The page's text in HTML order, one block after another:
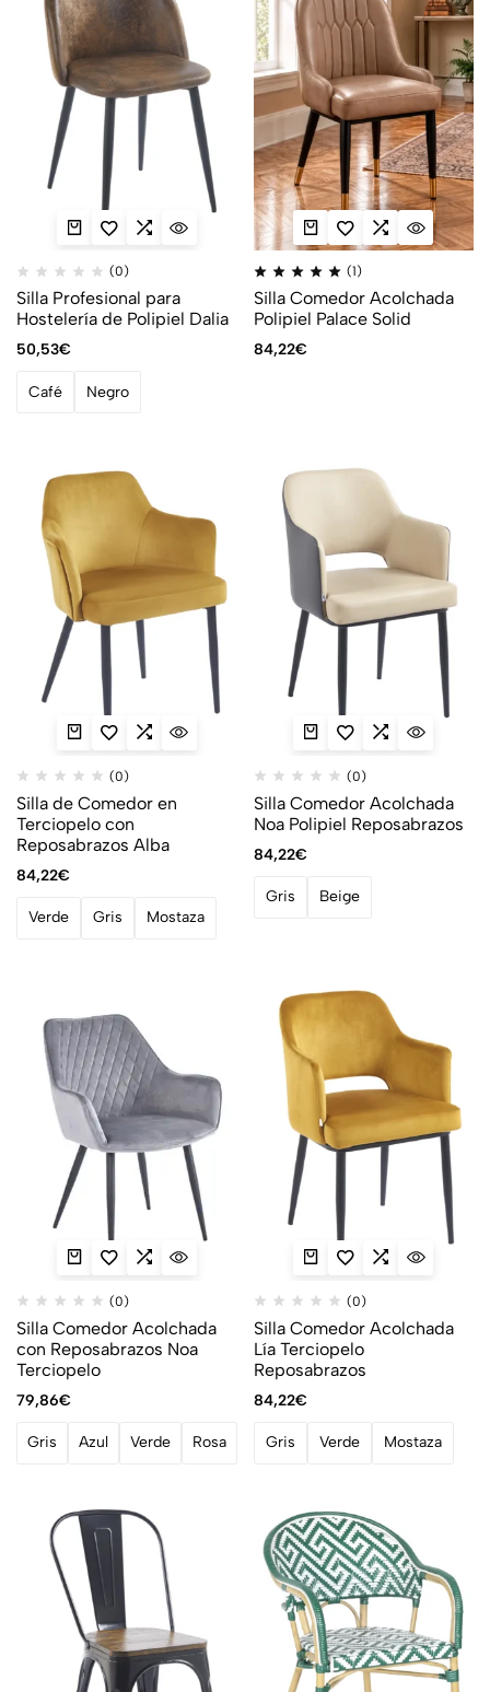
(0)
Silla Profesional para
Hostelería de Polipiel Dalia
50,53€
Café Negro
(1)
Silla Comedor Acolchada
Polipiel Palace Solid
84,22€
(0)
Silla de Comedor en
Terciopelo con
Reposabrazos Alba
84,22€
Verde Gris Mostaza
(0)
Silla Comedor Acolchada
Noa Polipiel Reposabrazos
84,22€
Gris Beige
(0)
Silla Comedor Acolchada
con Reposabrazos Noa
Terciopelo
79,86€
Gris Azul Verde Rosa
(0)
Silla Comedor Acolchada
Lía Terciopelo
Reposabrazos
84,22€
Gris Verde Mostaza